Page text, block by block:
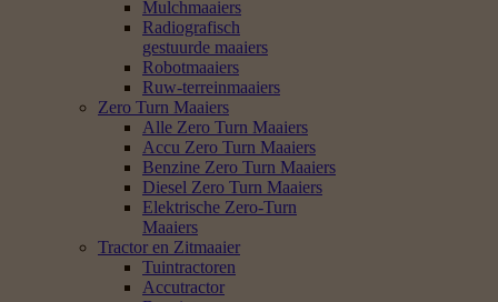
Mulchmaaiers
Radiografisch
gestuurde maaiers
Robotmaaiers
Ruw-terreinmaaiers
Zero Turn Maaiers
Alle Zero Turn Maaiers
Accu Zero Turn Maaiers
Benzine Zero Turn Maaiers
Diesel Zero Turn Maaiers
Elektrische Zero-Turn
Maaiers
Tractor en Zitmaaier
Tuintractoren
Accutractor